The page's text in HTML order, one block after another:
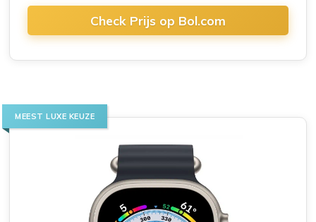
Check Prijs op Bol.com
MEEST LUXE KEUZE